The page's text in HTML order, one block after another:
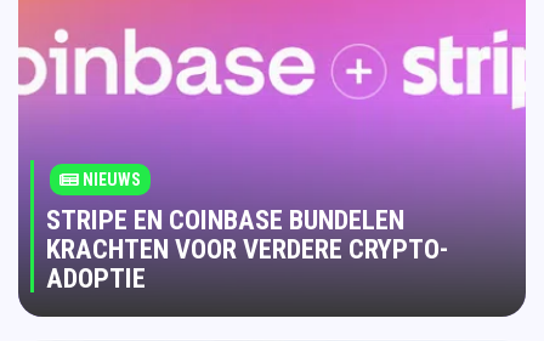
NIEUWS
STRIPE EN COINBASE BUNDELEN
KRACHTEN VOOR VERDERE CRYPTO-
ADOPTIE